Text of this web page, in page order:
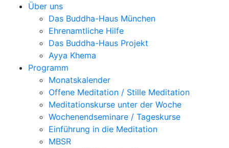
Über uns
Das Buddha-Haus München
Ehrenamtliche Hilfe
Das Buddha-Haus Projekt
Ayya Khema
Programm
Monatskalender
Offene Meditation / Stille Meditation
Meditationskurse unter der Woche
Wochenendseminare / Tageskurse
Einführung in die Meditation
MBSR